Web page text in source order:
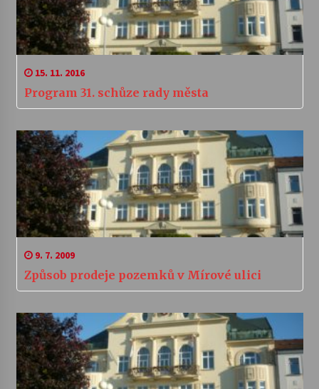
15. 11. 2016
Program 31. schůze rady města
9. 7. 2009
Způsob prodeje pozemků v Mírové ulici